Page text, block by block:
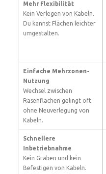
Mehr Flexibilität
Kein Verlegen von Kabeln.
Du kannst Flächen leichter
umgestalten.
Einfache Mehrzonen-
Nutzung
Wechsel zwischen
Rasenflächen gelingt oft
ohne Neuverlegung von
Kabeln.
Schnellere
Inbetriebnahme
Kein Graben und kein
Befestigen von Kabeln.